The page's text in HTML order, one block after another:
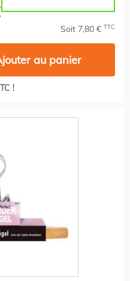
Soit 7,80 € TTC
au panier
!